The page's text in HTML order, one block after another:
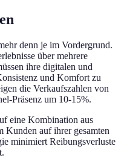
denn je im Vordergrund.
über mehrere
ihre digitalen und
und Komfort zu
die Verkaufszahlen von
Präsenz um 10-15%.
eine Kombination aus
auf ihrer gesamten
minimiert Reibungsverluste